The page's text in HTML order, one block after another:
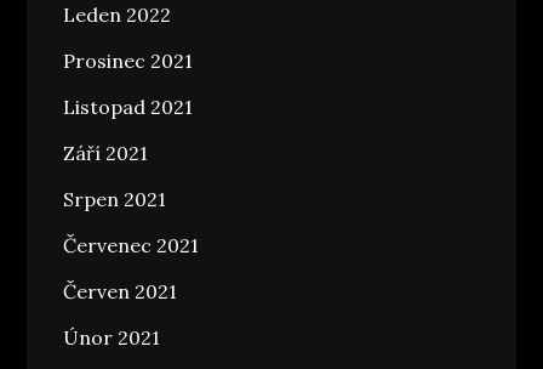
Leden 2022
Prosinec 2021
Listopad 2021
Září 2021
Srpen 2021
Červenec 2021
Červen 2021
Únor 2021